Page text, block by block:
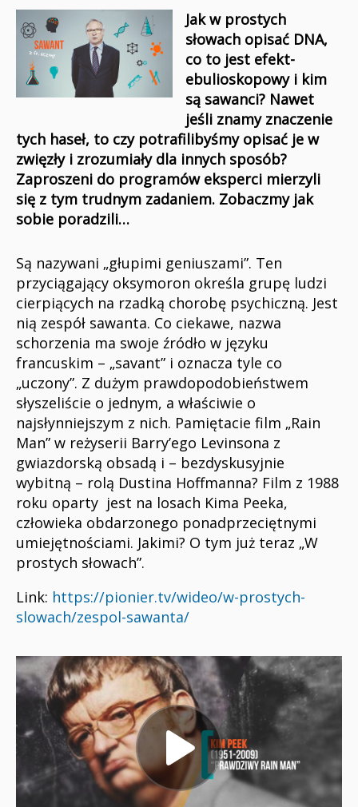
Jak w prostych
słowach opisać DNA,
co to jest efekt-
ebulioskopowy i kim
są sawanci? Nawet
jeśli znamy znaczenie
tych haseł, to czy potrafilibyśmy opisać je w
zwięzły i zrozumiały dla innych sposób?
Zaproszeni do programów eksperci mierzyli
się z tym trudnym zadaniem. Zobaczmy jak
sobie poradzili…
Są nazywani „głupimi geniuszami”. Ten
przyciągający oksymoron określa grupę ludzi
cierpiących na rzadką chorobę psychiczną. Jest
nią zespół sawanta. Co ciekawe, nazwa
schorzenia ma swoje źródło w języku
francuskim – „savant” i oznacza tyle co
„uczony”. Z dużym prawdopodobieństwem
słyszeliście o jednym, a właściwie o
najsłynniejszym z nich. Pamiętacie film „Rain
Man” w reżyserii Barry’ego Levinsona z
gwiazdorską obsadą i – bezdyskusyjnie
wybitną – rolą Dustina Hoffmanna? Film z 1988
roku oparty jest na losach Kima Peeka,
człowieka obdarzonego ponadprzeciętnymi
umiejętnościami. Jakimi? O tym już teraz „W
prostych słowach”.
Link: https://pionier.tv/wideo/w-prostych-
slowach/zespol-sawanta/